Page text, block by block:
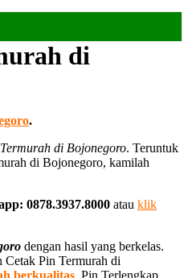
di
.
di Bojonegoro. Teruntuk
di Bojonegoro, kamilah
0878.3937.8000 atau klik
dengan hasil yang berkelas.
Cetak Pin Termurah di
berkualitas . Pin Terlengkap